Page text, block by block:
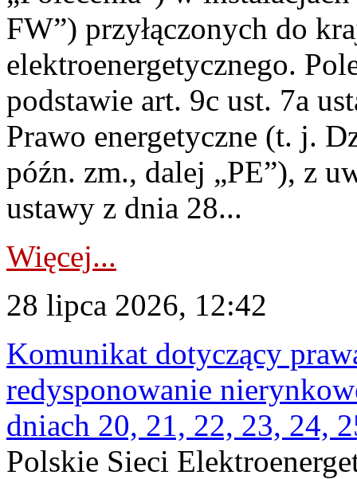
FW”) przyłączonych do
elektroenergetycznego.
podstawie art. 9c ust. 7a
Prawo energetyczne (t. j.
późn. zm., dalej „PE”), z
ustawy z dnia 28...
Więcej...
28 lipca 2026, 12:42
Komunikat dotyczący
redysponowanie
dniach 20, 21, 22, 23, 24,
Polskie Sieci